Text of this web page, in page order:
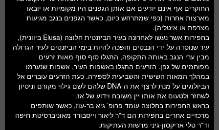
החוקרים אף אינם יודעים אם אותן הגפנים היו מקומיות או יובאו
מארצות אחרות (כפי שמתרחש כיום, כאשר הגפנים בנגב מגיעות
מצרפת או איטליה).
בחפירות אשר נעשו לאחרונה בעיר הביזנטית חלוצה (Elusa ביוונית),
עיר שנוסדה על-ידי הנבטים והפכה להיות בימי הביזנטים לעיר הגדולה
מבין ערי הנגב באותה התקופה, התגלו סוף סוף מאות זרעים
מפוחמים של גפן. הזרעים התגלו באשפות העיר, אשפות שנערמו
במהלך המאות השישית והשביעית לספירה. כעת הזרעים עוברים אל
הביולוגים על מנת לרצף את ה-DNA שלהם לשם גילוי מקורם וניסיון
לשחזר ולטעום את אותו יין משובח וידוע של אז.
בראש החפירות בחלוצה עומד פרופ’ גיא בר-עוז, כאשר שותפים
מרכזיים אחרים בחפירות הם ד”ר ליאור וייסבורד מאוניברסיטת חיפה
וד”ר טלי אריקסון-גיני מרשות העתיקות.